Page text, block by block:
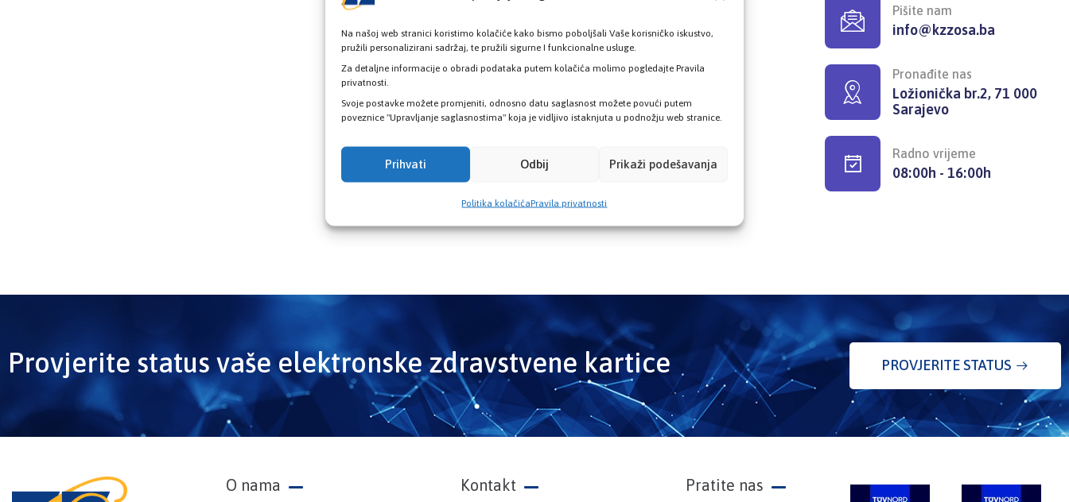
Na našoj web stranici koristimo kolačiće kako bismo poboljšali Vaše korisničko iskustvo,
pružili personalizirani sadržaj, te pružili sigurne I funkcionalne usluge.
Za detaljne informacije o obradi podataka putem kolačića molimo pogledajte Pravila
privatnosti.
Svoje postavke možete promjeniti, odnosno datu saglasnost možete povući putem
poveznice "Upravljanje saglasnostima" koja je vidljivo istaknjuta u podnožju web stranice.
Prihvati Odbij Prikaži podešavanja
Politika kolačićaPravila privatnosti
Pišite nam
info@kzzosa.ba
Pronađite nas
Ložionička br.2, 71 000
Sarajevo
Radno vrijeme
08:00h - 16:00h
Provjerite status vaše elektronske zdravstvene kartice PROVJERITE STATUS
O nama Kontakt Pratite nas